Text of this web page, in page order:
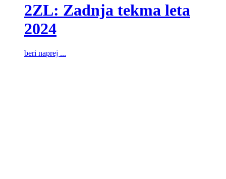
2ZL: Zadnja tekma leta
2024
beri naprej ...